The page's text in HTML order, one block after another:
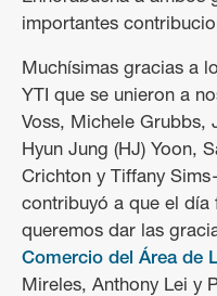
importantes
Muchísimas gracias a
YTI que se unieron a
Voss, Michele Grubbs,
Hyun Jung (HJ) Yoon,
Crichton y Tiffany
contribuyó a que el día
queremos dar las
Comercio del Área de
Mireles, Anthony Lei y